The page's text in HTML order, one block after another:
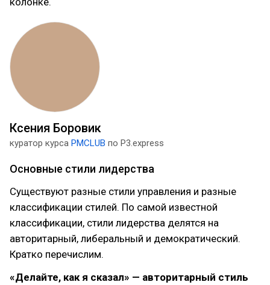
Ксения Боровик
куратор курса PMCLUB по P3.express
Основные стили лидерства
Существуют разные стили управления и разные
классификации стилей. По самой известной
классификации, стили лидерства делятся на
авторитарный, либеральный и демократический.
Кратко перечислим.
«Делайте, как я сказал» — авторитарный стиль